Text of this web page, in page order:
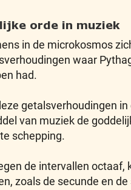
orde in muziek
in de microkosmos
waar
had.
getalsverhoudingen
van muziek de
schepping.
de intervallen
zoals de secunde en